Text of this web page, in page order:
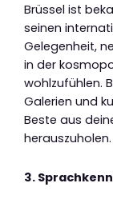
Brüssel ist
seinen
Gelegenheit,
in der
wohlzufühlen.
Galerien und
Beste aus
herauszuholen.
3.